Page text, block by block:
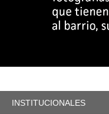
INSTITUCIONALES